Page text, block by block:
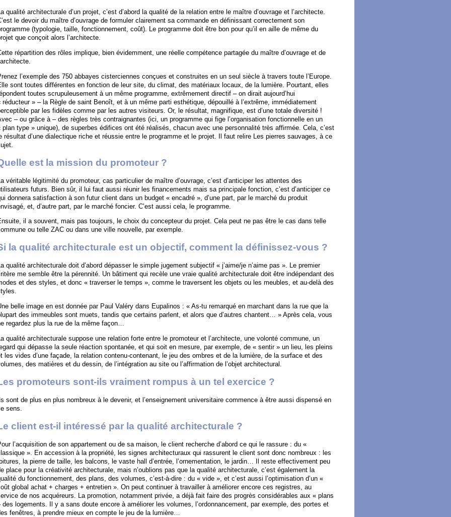
qualité architecturale d’un projet, c’est d’abord la qualité de la relation entre le maître d’ouvrage et l’architecte.
le devoir du maître d’ouvrage de formuler clairement sa commande en définissant correctement son
(typologie, taille, fonctionnement, coût). Le programme doit être bon pour qu’il en aille de même du
que conçoit alors l’architecte.
répartition des rôles implique, bien évidemment, une réelle compétence partagée du maître d’ouvrage et de
l’exemple des 750 abbayes cisterciennes conçues et construites en un seul siècle à travers toute l’Europe.
sont toutes différentes en fonction de leur site, du climat, des matériaux locaux, de la lumière. Pourtant, elles
toutes scrupuleusement à un même programme, extrêmement directif – on dirait aujourd’hui
réducteur » – la Règle de saint Benoît, et à un même parti esthétique, dépouillé à l’extrême, immédiatement
par les fidèles comme par les autres visiteurs. Or, le résultat, magnifique, est d’une totale diversité !
– ou grâce à – des règles très contraignantes (ici, un programme qui fige l’organisation fonctionnelle en un
plan type » unique), de superbes édifices ont été réalisés, chacun avec une personnalité très affirmée. Cela, c’est
résultat d’une dialectique riche et réussie entre le programme et le projet. Il faut relire Les pierres sauvages, à ce
est la mission du promoteur ?
véritable légitimité du promoteur, cas particulier de maître d’ouvrage, c’est d’anticiper les attentes des
futurs. Bien sûr, il lui faut aussi réunir les financements mais sa principale fonction, c’est d’anticiper ce
donnera satisfaction à son futur client dans un budget « encadré », d’une part, par le marché du produit
et, d’autre part, par le marché foncier. C’est aussi cela, le programme.
il a souvent, mais pas toujours, le choix du concepteur du projet. Cela peut ne pas être le cas dans telle
ou telle ZAC ou dans une ville nouvelle, par exemple.
la qualité architecturale est un objectif, comment la définissez-vous ?
qualité architecturale doit d’abord dépasser le simple jugement subjectif « j’aime/je n’aime pas ». Le premier
me semble être la pérennité. Un bâtiment qui recèle une vraie qualité architecturale doit être indépendant des
et des styles, et donc « traverser le temps », comme le traversent les objets ou les meubles, et au-delà des
belle image en est donnée par Paul Valéry dans Eupalinos : « As-tu remarqué en marchant dans la rue que la
des immeubles sont muets, tandis que certains parlent, et alors que d’autres chantent… » Après cela, vous
regardez plus la rue de la même façon…
La qualité architecturale suppose une relation forte entre le promoteur et l’architecte, une volonté commune, un
qui dépasse la seule réaction spontanée, et qui soit en mesure, par exemple, de « sentir » un lieu, les pleins
les vides d’une façade, la relation contenu-contenant, le jeu des ombres et de la lumière, de la surface et des
des matières et du dessin, de l’intégration au site ou l’affirmation de l’objet architectural.
promoteurs sont-ils vraiment rompus à un tel exercice ?
Ils sont de plus en plus nombreux à le devenir, et l’enseignement universitaire commence à être aussi dispensé en
sens.
client est-il intéressé par la qualité architecturale ?
l’acquisition de son appartement ou de sa maison, le client recherche d’abord ce qui le rassure : du «
». En accession à la propriété, les signes architecturaux qui rassurent le client sont donc nombreux : les
la pierre de taille, les balcons, le vaste hall d’entrée, l’ornementation, le jardin… Il reste effectivement peu
place pour la créativité architecturale, mais n’oublions pas que la qualité architecturale, c’est également la
du fonctionnement, des plans, des volumes, c’est-à-dire : du « vide », et c’est aussi l’optimisation d’un «
global achat + charges + entretien ». On peut continuer à travailler à améliorer encore ces registres, au
de nos acquéreurs. La promotion, notamment privée, a déjà fait faire des progrès considérables aux « plans
des logements. Il y a sans doute encore à améliorer les volumes, l’ordonnancement, par exemple, des portes et
fenêtres, à prendre mieux en compte le jeu de la lumière…